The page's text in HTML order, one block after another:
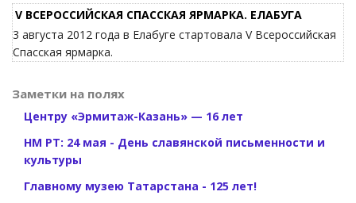
V ВСЕРОССИЙСКАЯ СПАССКАЯ ЯРМАРКА. ЕЛАБУГА
3 августа 2012 года в Елабуге стартовала V Всероссийская
Спасская ярмарка.
Заметки на полях
Центру «Эрмитаж-Казань» — 16 лет
НМ РТ: 24 мая - День славянской письменности и
культуры
Главному музею Татарстана - 125 лет!